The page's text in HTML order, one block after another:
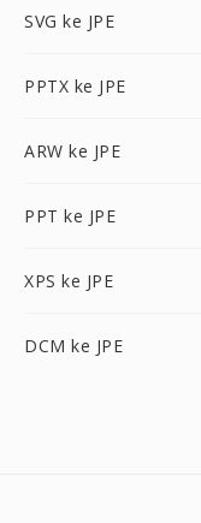
SVG ke JPE
PPTX ke JPE
ARW ke JPE
PPT ke JPE
XPS ke JPE
DCM ke JPE